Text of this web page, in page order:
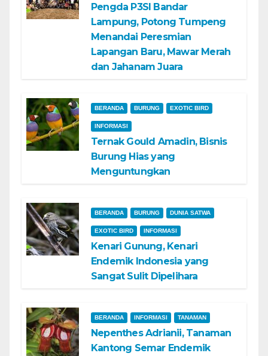
Pengda P3SI Bandar
Lampung, Potong Tumpeng
Menandai Peresmian
Lapangan Baru, Mawar Merah
dan Jahanam Juara
BERANDA BURUNG EXOTIC BIRD
INFORMASI
Ternak Gould Amadin, Bisnis
Burung Hias yang
Menguntungkan
BERANDA BURUNG DUNIA SATWA
EXOTIC BIRD INFORMASI
Kenari Gunung, Kenari
Endemik Indonesia yang
Sangat Sulit Dipelihara
BERANDA INFORMASI TANAMAN
Nepenthes Adrianii, Tanaman
Kantong Semar Endemik